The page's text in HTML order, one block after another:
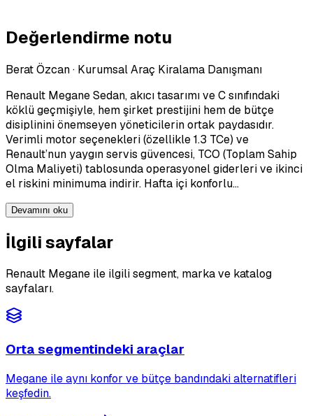
Değerlendirme notu
Berat Özcan· Kurumsal Araç Kiralama Danışmanı
Renault Megane Sedan, akıcı tasarımı ve C sınıfındaki
köklü geçmişiyle, hem şirket prestijini hem de bütçe
disiplinini önemseyen yöneticilerin ortak paydasıdır.
Verimli motor seçenekleri (özellikle 1.3 TCe) ve
Renault’nun yaygın servis güvencesi, TCO (Toplam Sahip
Olma Maliyeti) tablosunda operasyonel giderleri ve ikinci
el riskini minimuma indirir. Hafta içi konforlu…
Devamını oku
İlgili sayfalar
Renault Megane ile ilgili segment, marka ve katalog
sayfaları.
Orta segmentindeki araçlar
Megane ile aynı konfor ve bütçe bandındaki alternatifleri
keşfedin.